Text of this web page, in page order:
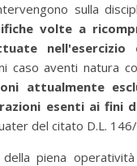
sulla
volte a
nell'esercizio
caso aventi natura
attualmente
esenti ai fini
del citato D.L.
piena